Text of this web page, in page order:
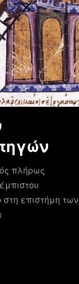
πλήρως
στη επιστήμη των